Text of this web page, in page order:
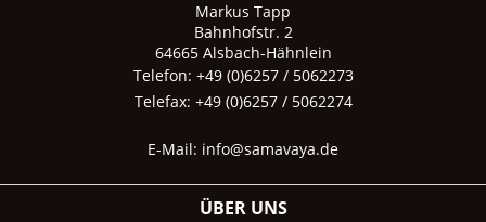
Markus Tapp
Bahnhofstr. 2
64665 Alsbach-Hähnlein
Telefon: +49 (0)6257 / 5062273
Telefax: +49 (0)6257 / 5062274
E-Mail: info@samavaya.de
ÜBER UNS